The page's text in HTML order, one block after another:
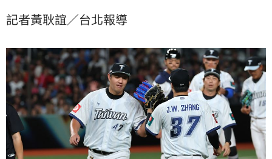
記者黃耿誼／台北報導